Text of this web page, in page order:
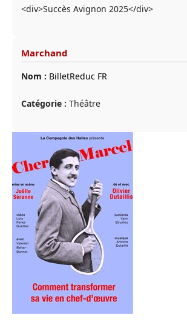
<div>Succès Avignon 2025</div>
Marchand
Nom : BilletReduc FR
Catégorie : Théâtre